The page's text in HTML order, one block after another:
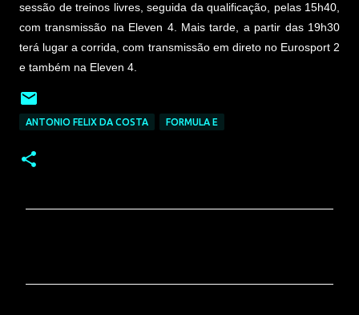
sessão de treinos livres, seguida da qualificação, pelas 15h40,
com transmissão na Eleven 4. Mais tarde, a partir das 19h30
terá lugar a corrida, com transmissão em direto no Eurosport 2
e também na Eleven 4.
ANTONIO FELIX DA COSTA FORMULA E